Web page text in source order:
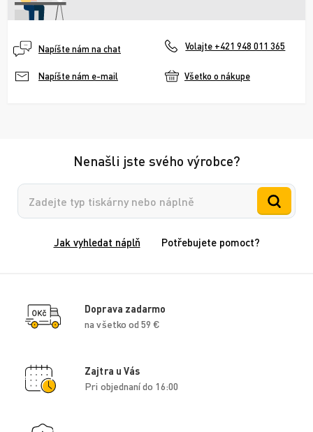
Napíšte nám na chat Volajte +421 948 011 365
Napíšte nám e-mail Všetko o nákupe
Nenašli jste svého výrobce?
Vyhledávání
Jak vyhledat náplň Potřebujete pomoct?
Doprava zadarmo
na všetko od 59 €
Zajtra u Vás
Pri objednaní do 16:00